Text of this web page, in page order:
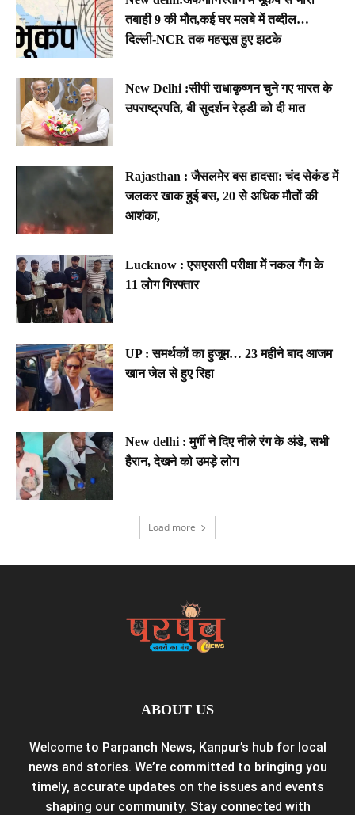
तबाही 9 की मौत,कई घर मलबे में तब्दील…
दिल्ली-NCR तक महसूस हुए झटके
New Delhi :सीपी राधाकृष्णन चुने गए भारत के
उपराष्ट्रपति, बी सुदर्शन रेड्डी को दी मात
Rajasthan : जैसलमेर बस हादसा: चंद सेकंड में
जलकर खाक हुई बस, 20 से अधिक मौतों की
आशंका,
Lucknow : एसएससी परीक्षा में नकल गैंग के
11 लोग गिरफ्तार
UP : समर्थकों का हुजूम… 23 महीने बाद आजम
खान जेल से हुए रिहा
New delhi : मुर्गी ने दिए नीले रंग के अंडे, सभी
हैरान, देखने को उमड़े लोग
Load more
ABOUT US
Welcome to Parpanch News, Kanpur’s hub for local
news and stories. We’re committed to bringing you
timely, accurate updates on the issues and events
shaping our community. Stay connected with